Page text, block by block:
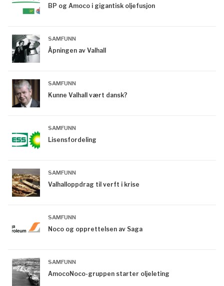
BP og Amoco i gigantisk oljefusjon
SAMFUNN
Åpningen av Valhall
SAMFUNN
Kunne Valhall vært dansk?
SAMFUNN
Lisensfordeling
SAMFUNN
Valhalloppdrag til verft i krise
SAMFUNN
Noco og opprettelsen av Saga
SAMFUNN
AmocoNoco-gruppen starter oljeleting